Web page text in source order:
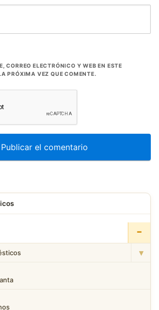
CORREO ELECTRÓNICO Y WEB EN ESTE
PRÓXIMA VEZ QUE COMENTE.
−
▾